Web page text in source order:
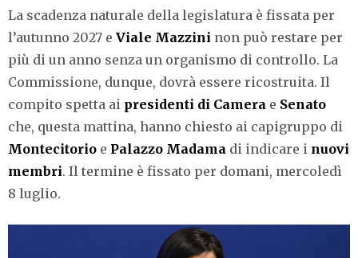
La scadenza naturale della legislatura è fissata per
l’autunno 2027 e Viale Mazzini non può restare per
più di un anno senza un organismo di controllo. La
Commissione, dunque, dovrà essere ricostruita. Il
compito spetta ai presidenti di Camera e Senato
che, questa mattina, hanno chiesto ai capigruppo di
Montecitorio e Palazzo Madama di indicare i nuovi
membri. Il termine è fissato per domani, mercoledì
8 luglio.